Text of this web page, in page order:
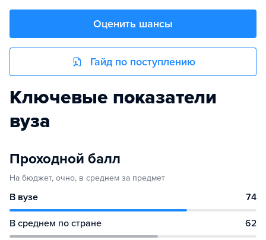
Оценить шансы
Гайд по поступлению
Ключевые показатели
вуза
Проходной балл
На бюджет, очно, в среднем за предмет
В вузе 74
В среднем по стране 62